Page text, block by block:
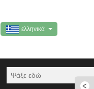
ελληνικά